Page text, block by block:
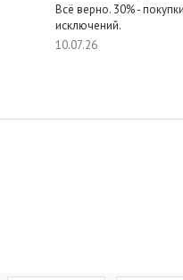
Всё верно. 30% -
исключений.
10.07.26